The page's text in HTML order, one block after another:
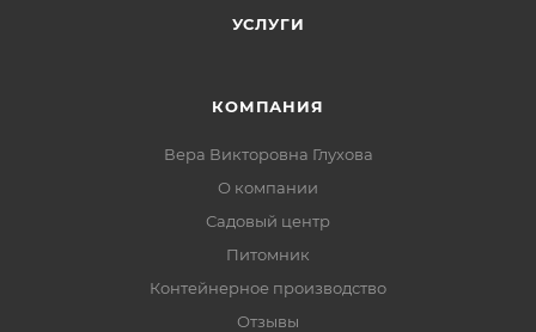
УСЛУГИ
КОМПАНИЯ
Вера Викторовна Глухова
О компании
Садовый центр
Питомник
Контейнерное производство
Отзывы